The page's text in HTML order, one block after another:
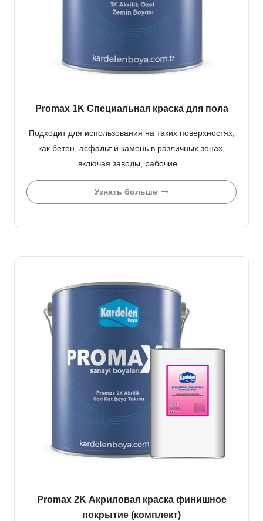
Promax 1K Специальная краска для пола
Подходит для использования на таких поверхностях,
как бетон, асфальт и камень в различных зонах,
включая заводы, рабочие…
Узнать больше
Promax 2K Акриловая краска финишное
покрытие (комплект)